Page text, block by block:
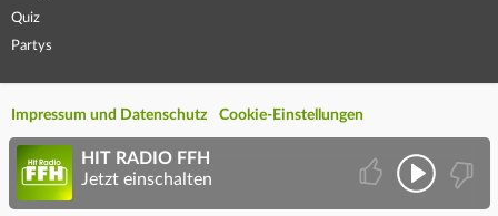
Quiz
Partys
Impressum und Datenschutz Cookie-Einstellungen
HIT RADIO FFH
Jetzt einschalten